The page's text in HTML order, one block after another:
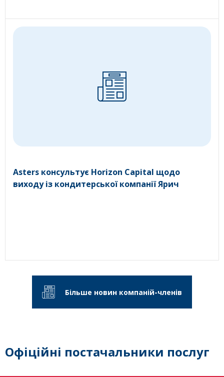
Asters консультує Horizon Capital щодо
виходу із кондитерської компанії Ярич
Більше новин компаній-членів
Офіційні постачальники послуг